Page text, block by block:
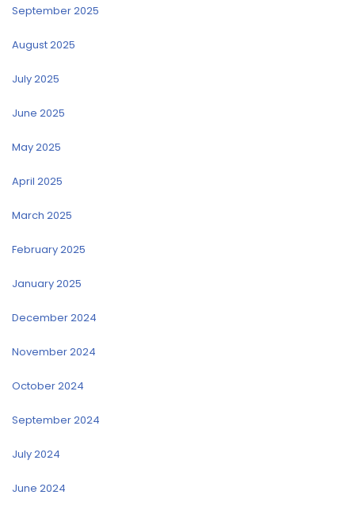
September 2025
August 2025
July 2025
June 2025
May 2025
April 2025
March 2025
February 2025
January 2025
December 2024
November 2024
October 2024
September 2024
July 2024
June 2024